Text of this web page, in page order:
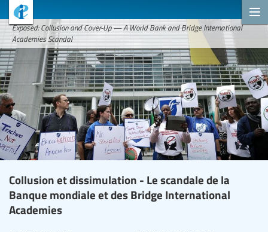
Exposed: Collusion and Cover-Up — A World Bank and Bridge International
Academies Scandal
Collusion et dissimulation - Le scandale de la
Banque mondiale et des Bridge International
Academies